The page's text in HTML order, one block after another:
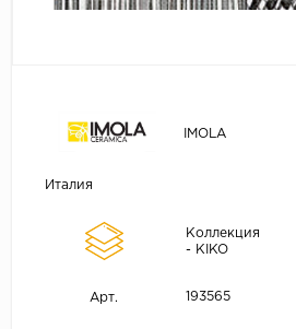
IMOLA
Италия
Коллекция
- KIKO
Арт. 193565